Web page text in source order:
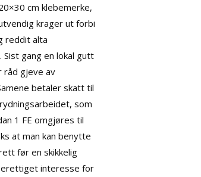
cm klebemerke,
krager ut forbi
reddit alta
gang en lokal gutt
råd gjeve av
betaler skatt til
som
1 FE omgjøres til
at man kan benytte
før en skikkelig
interesse for